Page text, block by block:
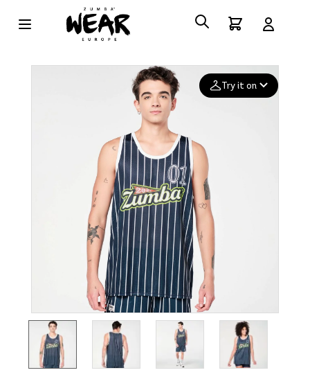
Try it on
Deleted after 24 hours